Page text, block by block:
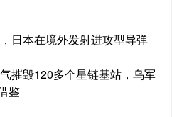
日本在境外发射进攻型导弹
摧毁120多个星链基站，乌军
鉴